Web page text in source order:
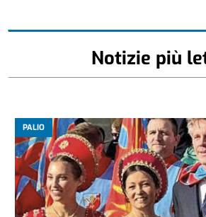
Notizie più
PALIO